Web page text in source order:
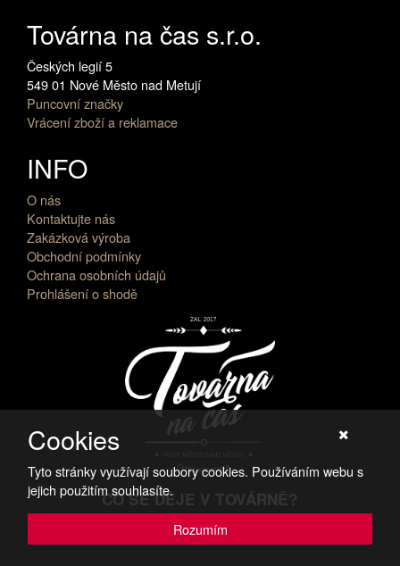
Továrna na čas s.r.o.
Českých legií 5
549 01 Nové Město nad Metují
Puncovní značky
Vrácení zboží a reklamace
INFO
O nás
Kontaktujte nás
Zakázková výroba
Obchodní podmínky
Ochrana osobních údajů
Prohlášení o shodě
CO SE DĚJE V TOVÁRNĚ?
PŘIHLÁSIT K NOVINKÁM
Cookies
Tyto stránky využívají soubory cookies. Používáním webu s
jejich použitím souhlasíte.
Rozumím